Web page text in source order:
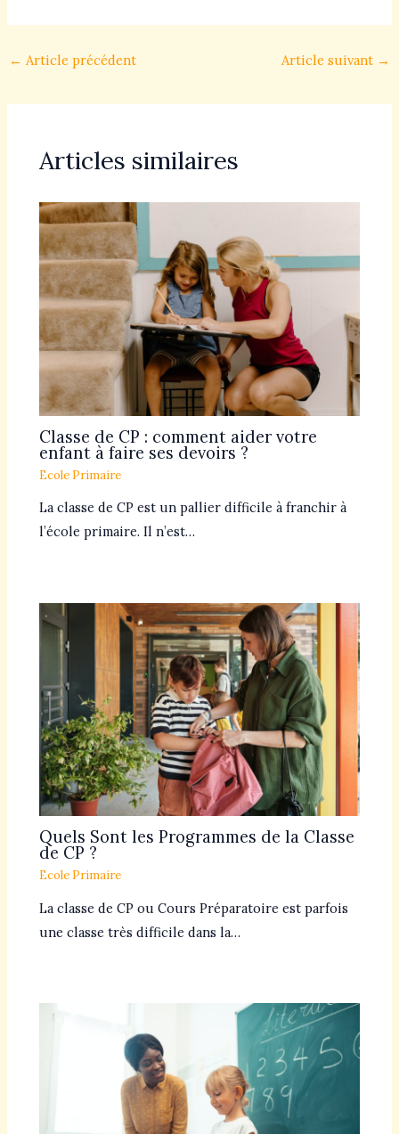
← Article précédent Article suivant →
Articles similaires
Classe de CP : comment aider votre
enfant à faire ses devoirs ?
Ecole Primaire
La classe de CP est un pallier difficile à franchir à
l’école primaire. Il n’est…
Quels Sont les Programmes de la Classe
de CP ?
Ecole Primaire
La classe de CP ou Cours Préparatoire est parfois
une classe très difficile dans la…